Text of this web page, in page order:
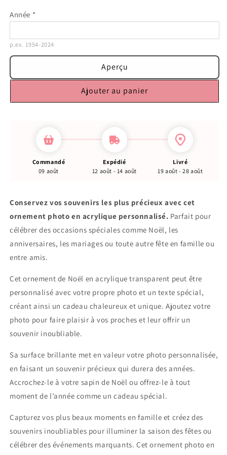
Année *
p.ex. 1954-2024
Aperçu
Ajouter au panier
Commandé
09 août
Expédié
12 août - 14 août
Livré
19 août - 28 août
Conservez vos souvenirs les plus précieux avec cet
ornement photo en acrylique personnalisé. Parfait pour
célébrer des occasions spéciales comme Noël, les
anniversaires, les mariages ou toute autre fête en famille ou
entre amis.
Cet ornement de Noël en acrylique transparent peut être
personnalisé avec votre propre photo et un texte spécial,
créant ainsi un cadeau chaleureux et unique. Ajoutez votre
photo pour faire plaisir à vos proches et leur offrir un
souvenir inoubliable.
Sa surface brillante met en valeur votre photo personnalisée,
en faisant un souvenir précieux qui durera des années.
Accrochez-le à votre sapin de Noël ou offrez-le à tout
moment de l’année comme un cadeau spécial.
Capturez vos plus beaux moments en famille et créez des
souvenirs inoubliables pour illuminer la saison des fêtes ou
célébrer des événements marquants. Cet ornement photo en